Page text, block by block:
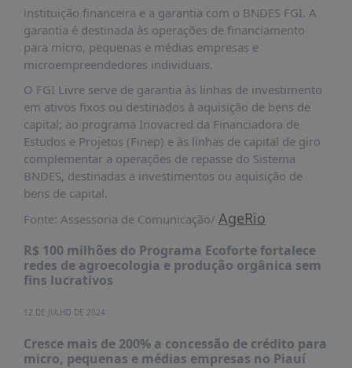
DADOS
FRENTE
SOBRE
A
FRENTE
MATERIAIS
INFORMAÇÕES
CURSOS
EVENTOS
INSCRIÇÕES
MATERIAIS
PUBLICAÇÕES
instituição financeira e a garantia com o BNDES FGI. A
garantia é destinada às operações de financiamento
para micro, pequenas e médias empresas e
microempreendedores individuais.
O FGI Livre serve de garantia às linhas de investimento
em ativos fixos ou destinados à aquisição de bens de
capital; ao programa Inovacred da Financiadora de
Estudos e Projetos (Finep) e às linhas de capital de giro
complementar a operações de repasse do Sistema
BNDES, destinadas a investimentos ou aquisição de
bens de capital.
Fonte: Assessoria de Comunicação/ AgeRio
R$ 100 milhões do Programa Ecoforte fortalece
redes de agroecologia e produção orgânica sem
fins lucrativos
12 DE JULHO DE 2024
Cresce mais de 200% a concessão de crédito para
micro, pequenas e médias empresas no Piauí